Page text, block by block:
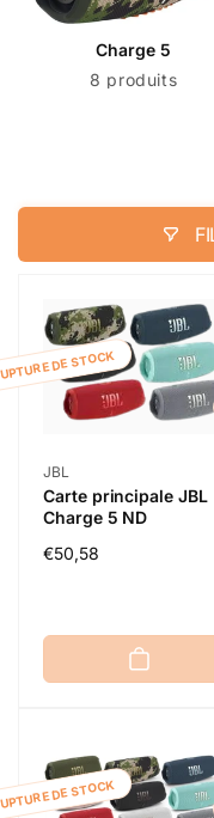
Charge 5
8 produits
DE STOCK
Distributeur :
JBL
Carte principale JBL
Charge 5 ND
Prix
€50,58
DE STOCK